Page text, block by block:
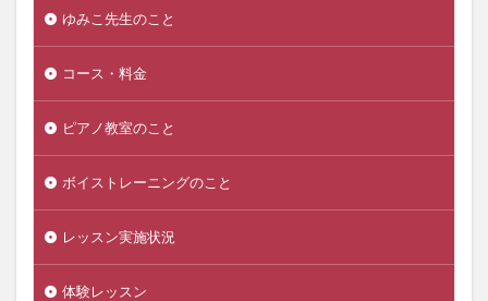
ゆみこ先生のこと
コース・料金
ピアノ教室のこと
ボイストレーニングのこと
レッスン実施状況
体験レッスン